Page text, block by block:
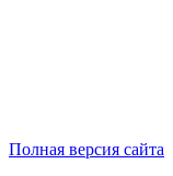
Полная версия сайта